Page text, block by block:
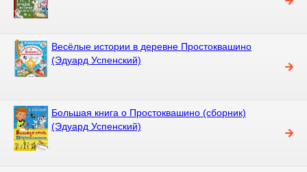
Весёлые истории в деревне Простоквашино
(Эдуард Успенский)
Большая книга о Простоквашино (сборник)
(Эдуард Успенский)